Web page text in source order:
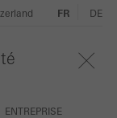
ENTREPRISE
FR DE